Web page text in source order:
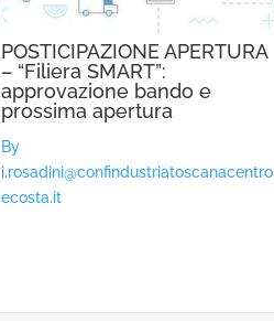
POSTICIPAZIONE APERTURA
– “Filiera SMART”:
approvazione bando e
prossima apertura
By
i.rosadini@confindustriatoscanacentro
ecosta.it